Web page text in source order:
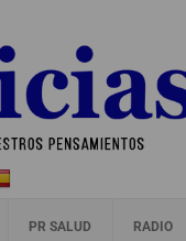
PR SALUD RADIO